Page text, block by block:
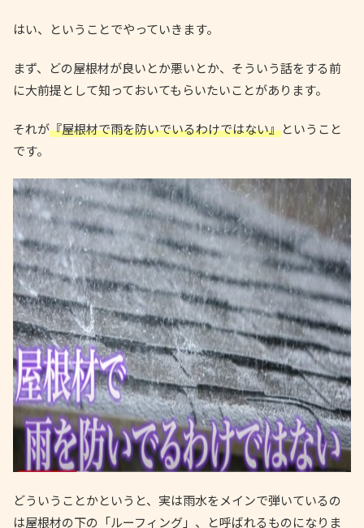
はい、ということでやっていきます。
まず、どの屋根材が良いとか悪いとか、そういう話をする前
に大前提として知っておいてもらいたいことがあります。
それが『屋根材で雨を防いでいるわけではない』ということ
です。
どういうことかというと、実は雨水をメインで弾いているの
は屋根材の下の「ルーフィング」、と呼ばれるものになりま